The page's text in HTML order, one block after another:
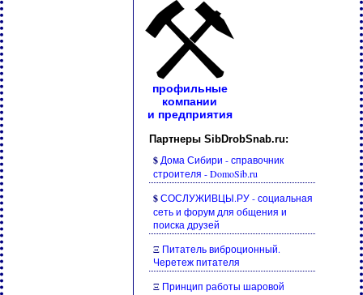
профильные
компании
и предприятия
Партнеры SibDrobSnab.ru:
$ Дома Сибири - справочник
строителя - DomoSib.ru
$СОСЛУЖИВЦЫ.РУ - социальная
сеть и форум для общения и
поиска друзей
Ξ Питатель виброционный.
Черетеж питателя
Ξ Принцип работы шаровой